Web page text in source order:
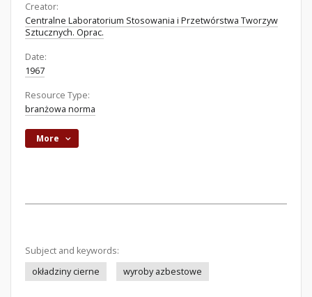
Creator:
Centralne Laboratorium Stosowania i Przetwórstwa Tworzyw
Sztucznych. Oprac.
Date:
1967
Resource Type:
branżowa norma
More
Subject and keywords:
okładziny cierne
wyroby azbestowe